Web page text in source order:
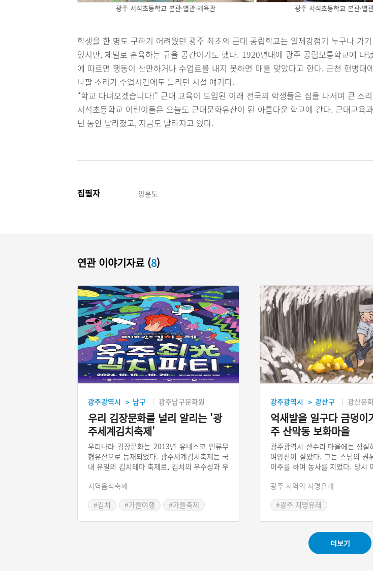
광주 서석초등학교 본관·별관·체육관 광주 서석초등학교 본관·별
학생을 한 명도 구하기 어려웠던 광주 최초의 근대 공립학교는 일제강점기 누구나 가
었지만, 체벌로 훈육하는 규율 공간이기도 했다. 1920년대에 광주 공립보통학교에 다
에 따르면 행동이 산만하거나 수업료를 내지 못하면 매를 맞았다고 한다. 근천 헌병대
나팔 소리가 수업시간에도 들리던 시절 얘기다.
“학교 다녀오겠습니다!” 근대 교육이 도입된 이래 전국의 학생들은 집을 나서며 큰 소
서석초등학교 어린이들은 오늘도 근대문화유산이 된 아름다운 학교에 간다. 근대교육
년 동안 달라졌고, 지금도 달라지고 있다.
집필자 양훈도
연관 이야기자료 (8)
광주광역시 > 남구 광주남구문화원
우리 김장문화를 널리 알리는 '광
주세계김치축제'
우리나라 김장문화는 2013년 유네스코 인류무
형유산으로 등재되었다. 광주세계김치축제는 국
내 유일의 김치테마 축제로, 김치의 우수성과 우
사이다. 광주세계김치축제는 김치와 관련된 각
종 경연대회와 문화행사로 이루어져 있다. 그리
고 시중가보다 저렴한 가격에 김치와 김치 재료
지역음식축제
#김치
#가을여행 #가을축제
광주광역시 > 광산구 광산문
억새밭을 일구다 금덩이
주 산막동 보화마을
광주광역시 산수리 마을에는 성실
여양진이 살았다. 그는 스님의 권
이주를 하여 농사를 지었다. 당시
지 않았다. 그렇게 밭을 일구던 그
에서 금덩이를 파냈다. 여양진은
의 덕으로 얻은 것이나 부처님 것
주변 마을에서는 금은보화를 얻
보화촌(寶貨村)이라 불렀다.
광주 지역의 지명유래
#광주 지명유래
더보기